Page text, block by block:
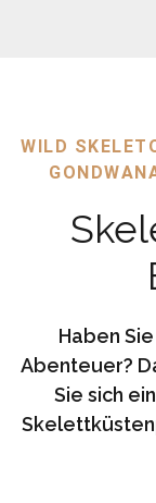
WILD
Haben
Abenteuer?
Sie sich